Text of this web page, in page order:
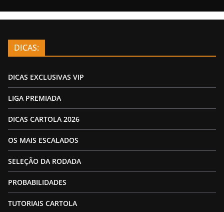
DICAS:
DICAS EXCLUSIVAS VIP
LIGA PREMIADA
DICAS CARTOLA 2026
OS MAIS ESCALADOS
SELEÇÃO DA RODADA
PROBABILIDADES
TUTORIAIS CARTOLA